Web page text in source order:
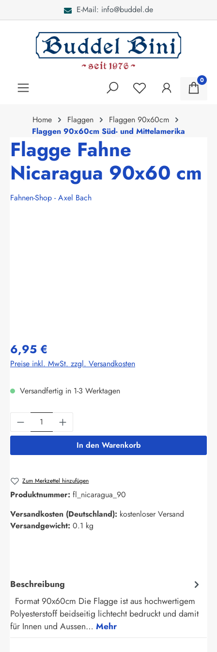
E-Mail: info@buddel.de
0
Home Flaggen
Flaggen 90x60cm
Flaggen 90x60cm Süd- und Mittelamerika
Flagge Fahne
Nicaragua 90x60 cm
Fahnen-Shop - Axel Bach
6,95 €
Preise inkl. MwSt. zzgl. Versandkosten
Versandfertig in 1-3 Werktagen
Produkt Anzahl: Gib den gewünschten
In den Warenkorb
Zum Merkzettel hinzufügen
Produktnummer: fl_nicaragua_90
Versandkosten (Deutschland): kostenloser Versand
Versandgewicht: 0.1 kg
Beschreibung
Format 90x60cm Die Flagge ist aus hochwertigem
Polyesterstoff beidseitig lichtecht bedruckt und damit
für Innen und Aussen… Mehr